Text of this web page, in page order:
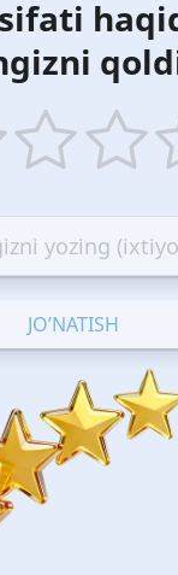
stars
—
OK
stars
—
Good
—